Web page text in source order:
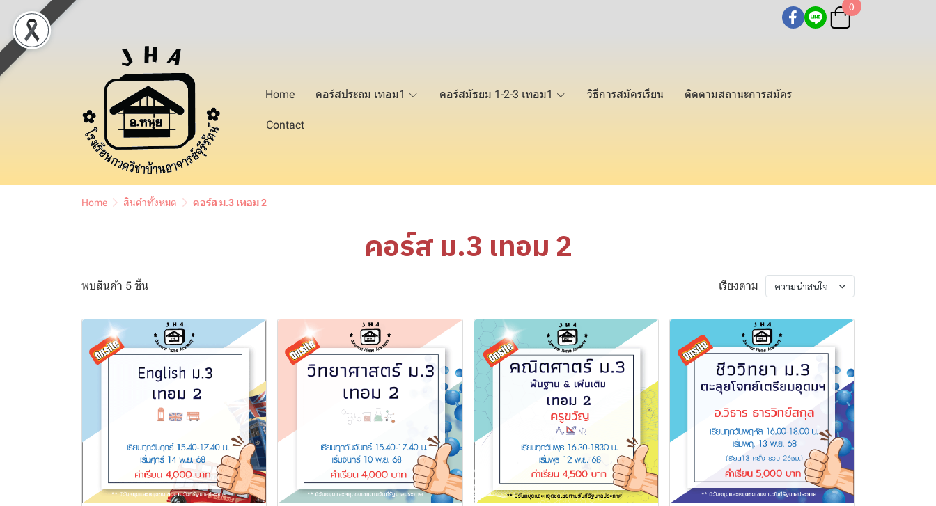
0
Home คอร์สประถม เทอม1 คอร์สมัธยม 1-2-3 เทอม1 วิธีการสมัครเรียน ติดตามสถานะการสมัคร
Contact
Home สินค้าทั้งหมด คอร์ส ม.3 เทอม 2
คอร์ส ม.3 เทอม 2
พบสินค้า 5 ชิ้น เรียงตาม ความน่าสนใจ